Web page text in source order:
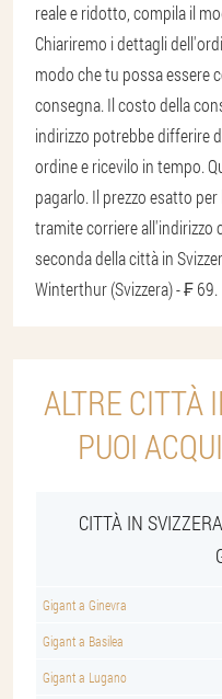
reale e ridotto, compila il
Chiariremo i dettagli
modo che tu possa essere
consegna. Il costo della
indirizzo potrebbe differire
ordine e ricevilo in tempo.
pagarlo. Il prezzo esatto
tramite corriere all'indirizzo
seconda della città in
Winterthur (Svizzera) - ₣ 69.
ALTRE CITTÀ
PUOI
CITTÀ IN
Gigant a Ginevra
Gigant a Basilea
Gigant a Lugano